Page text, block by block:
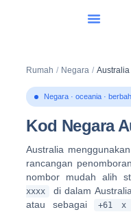
Rumah / Negara / Australia
Negara · oceania ·
Kod Negara
Australia
rancangan
nombor mudah alih
xxxx
di dalam
atau sebagai
+61 x